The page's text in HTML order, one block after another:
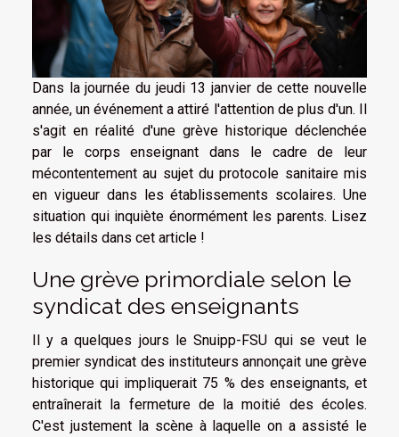
Dans la journée du jeudi 13 janvier de cette nouvelle
année, un événement a attiré l'attention de plus d'un. Il
s'agit en réalité d'une grève historique déclenchée
par le corps enseignant dans le cadre de leur
mécontentement au sujet du protocole sanitaire mis
en vigueur dans les établissements scolaires. Une
situation qui inquiète énormément les parents. Lisez
les détails dans cet article !
Une grève primordiale selon le
syndicat des enseignants
Il y a quelques jours le Snuipp-FSU qui se veut le
premier syndicat des instituteurs annonçait une grève
historique qui impliquerait 75 % des enseignants, et
entraînerait la fermeture de la moitié des écoles.
C'est justement la scène à laquelle on a assisté le